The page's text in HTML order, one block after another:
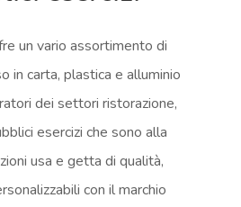
un vario assortimento di
in carta, plastica e alluminio
dei settori ristorazione,
esercizi che sono alla
usa e getta di qualità,
con il marchio